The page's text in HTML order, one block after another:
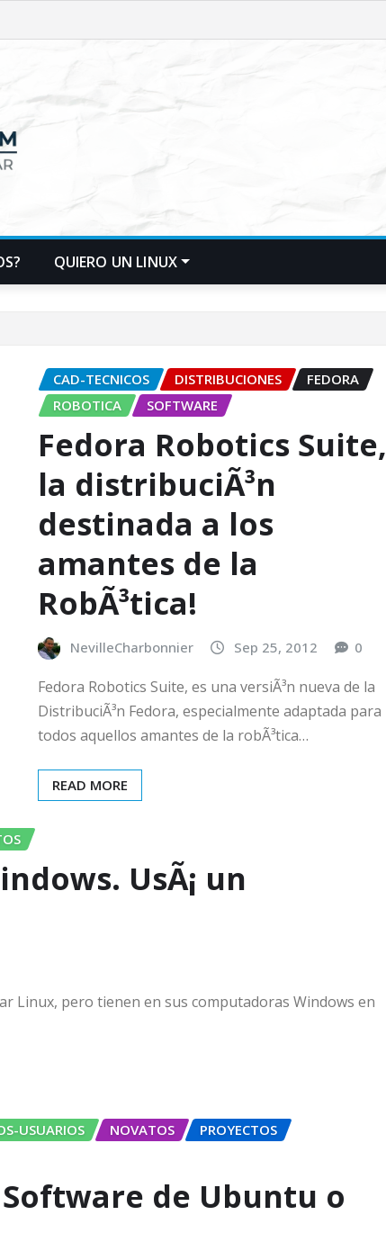
QUIERO UN LINUX
CAD-TECNICOS DISTRIBUCIONES
FEDORA
ROBOTICA
SOFTWARE
Fedora Robotics Suite,
la distribuciÃ³n
destinada a los
amantes de la
RobÃ³tica!
NevilleCharbonnier Sep 25, 2012 0
Fedora Robotics Suite, es una versiÃ³n nueva de la
DistribuciÃ³n Fedora, especialmente adaptada para
todos aquellos amantes de la robÃ³tica…
READ MORE
UsÃ¡ un
Linux, pero tienen en sus computadoras Windows en
USUARIOS NOVATOS
PROYECTOS
de Ubuntu o